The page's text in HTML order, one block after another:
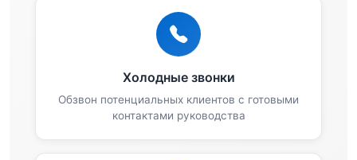
Холодные звонки
Обзвон потенциальных клиентов с готовыми
контактами руководства